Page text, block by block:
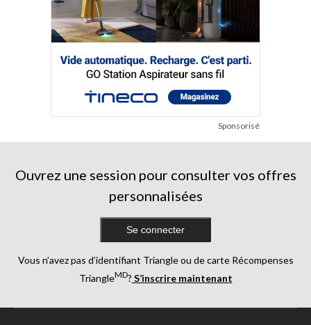
Sponsorisé
Ouvrez une session pour consulter vos offres
personnalisées
Se connecter
Vous n’avez pas d’identifiant Triangle ou de carte Récompenses
TriangleMD? S’inscrire maintenant